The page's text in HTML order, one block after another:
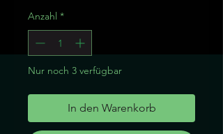
Anzahl *
Nur noch 3 verfügbar
In den Warenkorb